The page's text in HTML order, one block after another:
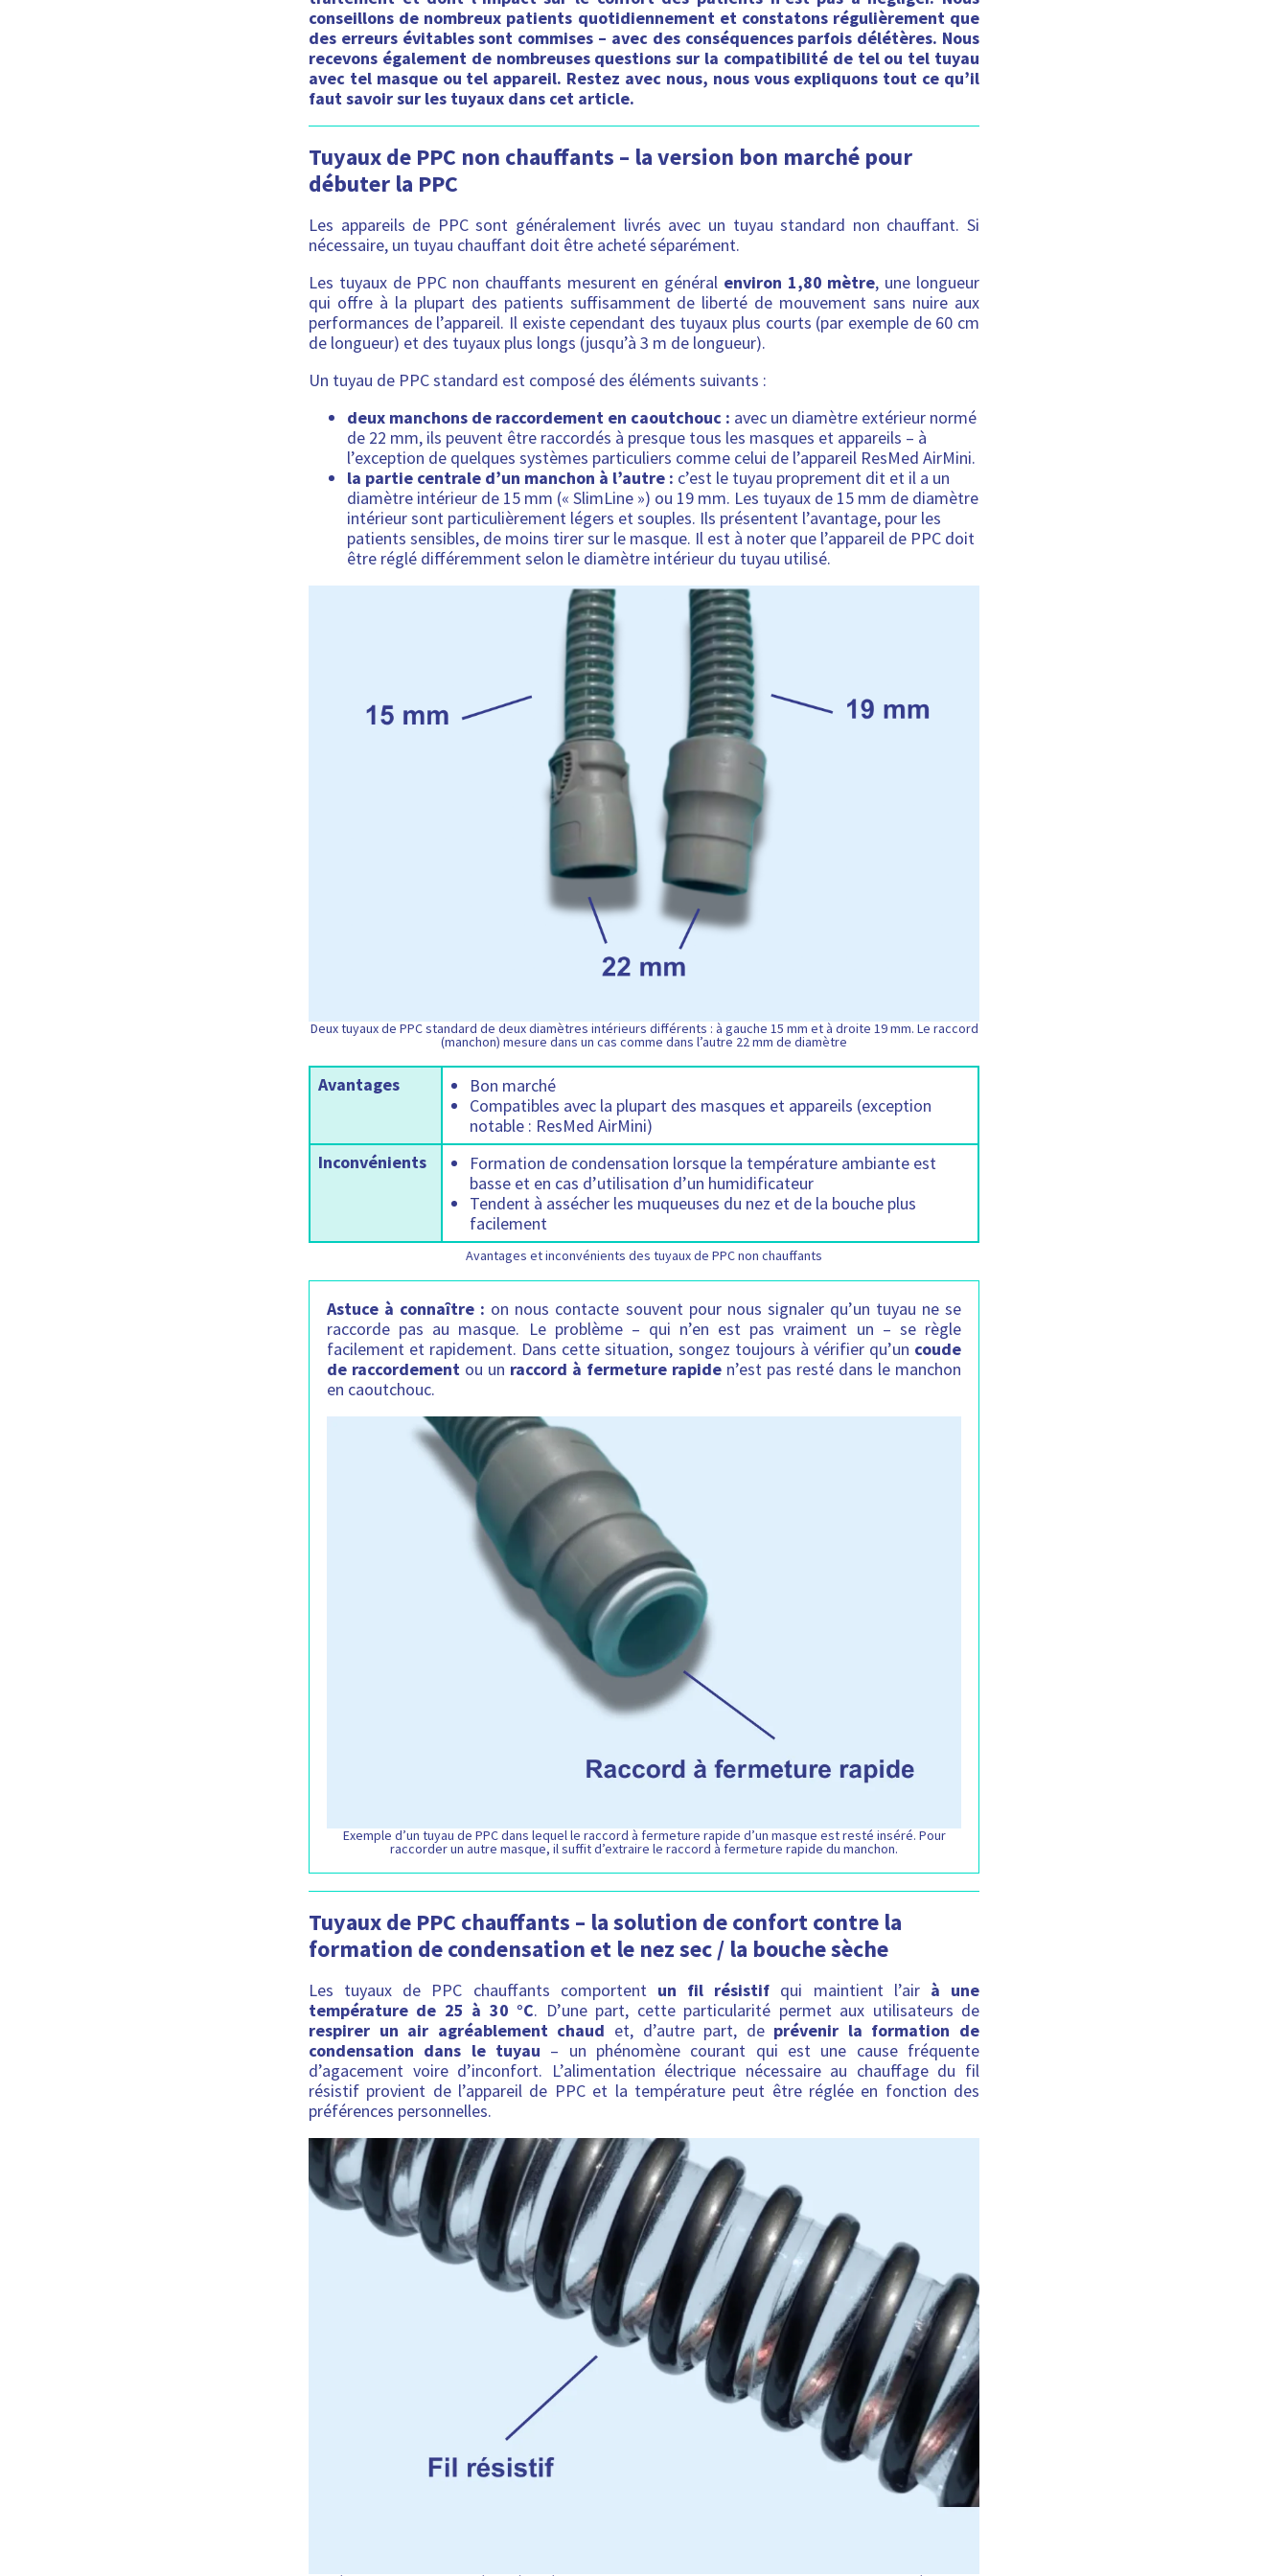
conseillons de nombreux patients quotidiennement et constatons régulièrement que
des erreurs évitables sont commises – avec des conséquences parfois délétères. Nous
recevons également de nombreuses questions sur la compatibilité de tel ou tel tuyau
avec tel masque ou tel appareil. Restez avec nous, nous vous expliquons tout ce qu’il
faut savoir sur les tuyaux dans cet article.
Tuyaux de PPC non chauffants – la version bon marché pour
débuter la PPC
Les appareils de PPC sont généralement livrés avec un tuyau standard non chauffant. Si
nécessaire, un tuyau chauffant doit être acheté séparément.
Les tuyaux de PPC non chauffants mesurent en général environ 1,80 mètre, une longueur
qui offre à la plupart des patients suffisamment de liberté de mouvement sans nuire aux
performances de l’appareil. Il existe cependant des tuyaux plus courts (par exemple de 60 cm
de longueur) et des tuyaux plus longs (jusqu’à 3 m de longueur).
Un tuyau de PPC standard est composé des éléments suivants :
deux manchons de raccordement en caoutchouc : avec un diamètre extérieur normé
de 22 mm, ils peuvent être raccordés à presque tous les masques et appareils – à
l’exception de quelques systèmes particuliers comme celui de l’appareil ResMed AirMini.
la partie centrale d’un manchon à l’autre : c’est le tuyau proprement dit et il a un
diamètre intérieur de 15 mm (« SlimLine ») ou 19 mm. Les tuyaux de 15 mm de diamètre
intérieur sont particulièrement légers et souples. Ils présentent l’avantage, pour les
patients sensibles, de moins tirer sur le masque. Il est à noter que l’appareil de PPC doit
être réglé différemment selon le diamètre intérieur du tuyau utilisé.
Deux tuyaux de PPC standard de deux diamètres intérieurs différents : à gauche 15 mm et à droite 19 mm. Le raccord
(manchon) mesure dans un cas comme dans l’autre 22 mm de diamètre
Avantages
Bon marché
Compatibles avec la plupart des masques et appareils (exception
notable : ResMed AirMini)
Inconvénients
Formation de condensation lorsque la température ambiante est
basse et en cas d’utilisation d’un humidificateur
Tendent à assécher les muqueuses du nez et de la bouche plus
facilement
Avantages et inconvénients des tuyaux de PPC non chauffants
Astuce à connaître : on nous contacte souvent pour nous signaler qu’un tuyau ne se
raccorde pas au masque. Le problème – qui n’en est pas vraiment un – se règle
facilement et rapidement. Dans cette situation, songez toujours à vérifier qu’un coude
de raccordement ou un raccord à fermeture rapide n’est pas resté dans le manchon
en caoutchouc.
Exemple d’un tuyau de PPC dans lequel le raccord à fermeture rapide d’un masque est resté inséré. Pour
raccorder un autre masque, il suffit d’extraire le raccord à fermeture rapide du manchon.
Tuyaux de PPC chauffants – la solution de confort contre la
formation de condensation et le nez sec / la bouche sèche
Les tuyaux de PPC chauffants comportent un fil résistif qui maintient l’air à une
température de 25 à 30 °C. D’une part, cette particularité permet aux utilisateurs de
respirer un air agréablement chaud et, d’autre part, de prévenir la formation de
condensation dans le tuyau – un phénomène courant qui est une cause fréquente
d’agacement voire d’inconfort. L’alimentation électrique nécessaire au chauffage du fil
résistif provient de l’appareil de PPC et la température peut être réglée en fonction des
préférences personnelles.